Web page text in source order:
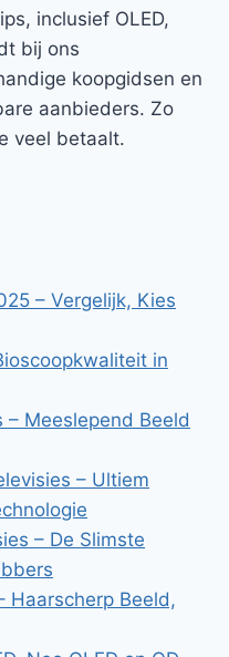
inclusief OLED,
bij ons
koopgidsen en
aanbieders. Zo
veel betaalt.
– Vergelijk, Kies
in
– Meeslepend Beeld
– Ultiem
– De Slimste
Haarscherp Beeld,